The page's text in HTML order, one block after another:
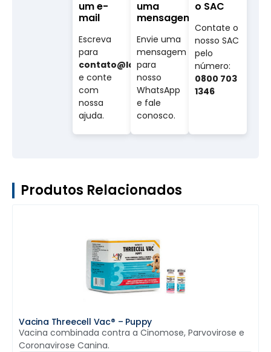
um e-
mail
Escreva
para
contato@labovet.com.br
e conte
com
nossa
ajuda.
uma
mensagem
Envie uma
mensagem
para
nosso
WhatsApp
e fale
conosco.
o SAC
Contate o
nosso SAC
pelo
número:
0800 703
1346
Produtos Relacionados
Vacina Threecell Vac® – Puppy
Vacina combinada contra a Cinomose, Parvovirose e
Coronavirose Canina.